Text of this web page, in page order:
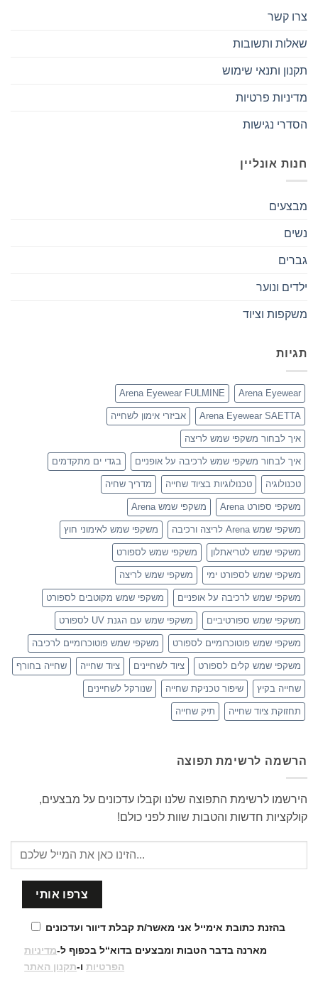
צרו קשר
שאלות ותשובות
תקנון ותנאי שימוש
מדיניות פרטיות
הסדרי נגישות
חנות אונליין
מבצעים
נשים
גברים
ילדים ונוער
משקפות וציוד
תגיות
Arena Eyewear
Arena Eyewear FULMINE
Arena Eyewear SAETTA אביזרי אימון לשחייה
איך לבחור משקפי שמש לריצה
איך לבחור משקפי שמש לרכיבה על אופניים בגדי ים מתקדמים
טכנולוגיה טכנולוגיות בציוד שחייה מדריך שחיה
משקפי ספורט Arena משקפי שמש Arena
משקפי שמש Arena לריצה ורכיבה משקפי שמש לאימוני חוץ
משקפי שמש לטריאתלון משקפי שמש לספורט
משקפי שמש לספורט ימי משקפי שמש לריצה
משקפי שמש לרכיבה על אופניים משקפי שמש מקוטבים לספורט
משקפי שמש ספורטיביים משקפי שמש עם הגנת UV לספורט
משקפי שמש פוטוכרומיים לספורט משקפי שמש פוטוכרומיים לרכיבה
משקפי שמש קלים לספורט ציוד לשחיינים ציוד שחייה שחייה בחורף
שחייה בקיץ שיפור טכניקת שחייה שנורקל לשחיינים
תחזוקת ציוד שחייה תיק שחייה
הרשמה לרשימת תפוצה
הירשמו לרשימת התפוצה שלנו וקבלו עדכונים על מבצעים,
קולקציות חדשות והטבות שוות לפני כולם!
בהזנת כתובת אימייל אני מאשר/ת קבלת דיוור ועדכונים
מארנה בדבר הטבות ומבצעים בדוא“ל בכפוף ל-מדיניות
הפרטיותו-תקנון האתר